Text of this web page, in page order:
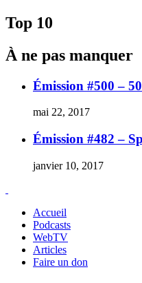
Top 10
À ne pas manquer
Émission #500 –
mai 22, 2017
Émission #482 –
janvier 10, 2017
Accueil
Podcasts
WebTV
Articles
Faire un don